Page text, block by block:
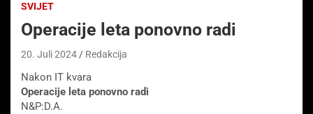
SVIJET
Operacije leta ponovno radi
20. Juli 2024 Redakcija
Nakon IT kvara
Operacije leta ponovno radi
N&P:D.A.